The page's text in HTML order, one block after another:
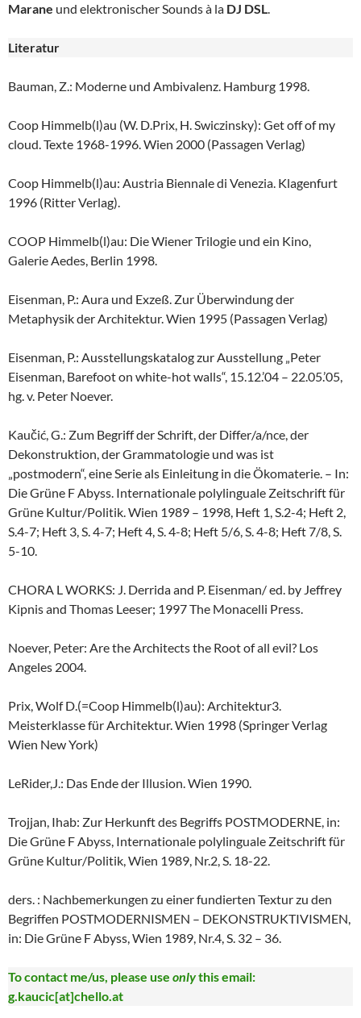
Marane und elektronischer Sounds à la DJ DSL.
Literatur
Bauman, Z.: Moderne und Ambivalenz. Hamburg 1998.
Coop Himmelb(l)au (W. D.Prix, H. Swiczinsky): Get off of my
cloud. Texte 1968-1996. Wien 2000 (Passagen Verlag)
Coop Himmelb(l)au: Austria Biennale di Venezia. Klagenfurt
1996 (Ritter Verlag).
COOP Himmelb(l)au: Die Wiener Trilogie und ein Kino,
Galerie Aedes, Berlin 1998.
Eisenman, P.: Aura und Exzeß. Zur Überwindung der
Metaphysik der Architektur. Wien 1995 (Passagen Verlag)
Eisenman, P.: Ausstellungskatalog zur Ausstellung „Peter
Eisenman, Barefoot on white-hot walls“, 15.12.’04 – 22.05.’05,
hg. v. Peter Noever.
Kaučić, G.: Zum Begriff der Schrift, der Differ/a/nce, der
Dekonstruktion, der Grammatologie und was ist
„postmodern“, eine Serie als Einleitung in die Ökomaterie. – In:
Die Grüne F Abyss. Internationale polylinguale Zeitschrift für
Grüne Kultur/Politik. Wien 1989 – 1998, Heft 1, S.2-4; Heft 2,
S.4-7; Heft 3, S. 4-7; Heft 4, S. 4-8; Heft 5/6, S. 4-8; Heft 7/8, S.
5-10.
CHORA L WORKS: J. Derrida and P. Eisenman/ ed. by Jeffrey
Kipnis and Thomas Leeser; 1997 The Monacelli Press.
Noever, Peter: Are the Architects the Root of all evil? Los
Angeles 2004.
Prix, Wolf D.(=Coop Himmelb(l)au): Architektur3.
Meisterklasse für Architektur. Wien 1998 (Springer Verlag
Wien New York)
LeRider,J.: Das Ende der Illusion. Wien 1990.
Trojjan, Ihab: Zur Herkunft des Begriffs POSTMODERNE, in:
Die Grüne F Abyss, Internationale polylinguale Zeitschrift für
Grüne Kultur/Politik, Wien 1989, Nr.2, S. 18-22.
ders. : Nachbemerkungen zu einer fundierten Textur zu den
Begriffen POSTMODERNISMEN – DEKONSTRUKTIVISMEN,
in: Die Grüne F Abyss, Wien 1989, Nr.4, S. 32 – 36.
To contact me/us, please use onlythis email:
g.kaucic[at]chello.at